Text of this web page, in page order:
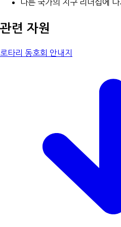
다른 국가의 지구 리더십에
관련 자원
로타리 동호회 안내지